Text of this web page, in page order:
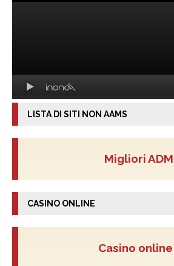
LISTA DI SITI NON AAMS
Migliori ADM
CASINO ONLINE
Casino online